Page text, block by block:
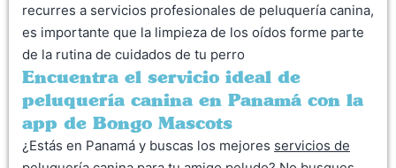
recurres a servicios profesionales de peluquería canina,
es importante que la limpieza de los oídos forme parte
de la rutina de cuidados de tu perro
Encuentra el servicio ideal de
peluquería canina en Panamá con la
app de Bongo Mascots
¿Estás en Panamá y buscas los mejores servicios de